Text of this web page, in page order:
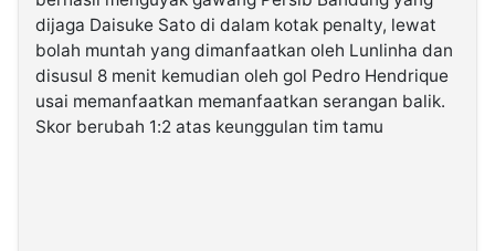
dijaga Daisuke Sato di dalam kotak penalty, lewat
bolah muntah yang dimanfaatkan oleh Lunlinha dan
disusul 8 menit kemudian oleh gol Pedro Hendrique
usai memanfaatkan memanfaatkan serangan balik.
Skor berubah 1:2 atas keunggulan tim tamu